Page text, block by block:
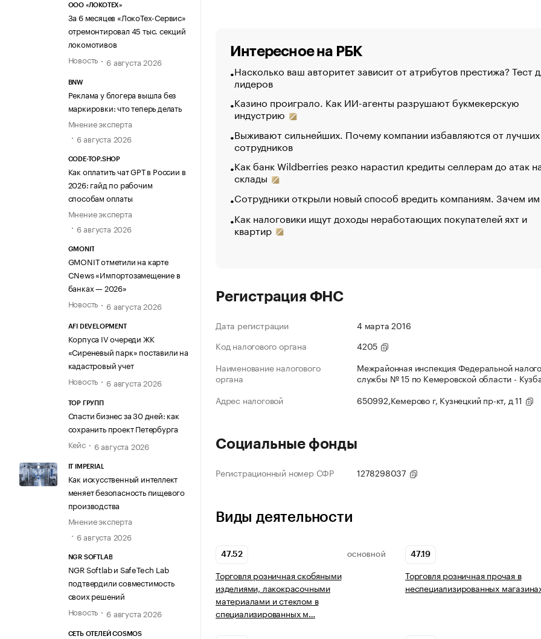
ООО «ЛОКОТЕХ»
За 6 месяцев «ЛокоТех-Сервис»
отремонтировал 45 тыс. секций
локомотивов
Новость
6 августа 2026
BNW
Реклама у блогера вышла без
маркировки: что теперь делать
Мнение эксперта
6 августа 2026
CODE-TOP.SHOP
Как оплатить чат GPT в России в
2026: гайд по рабочим
способам оплаты
Мнение эксперта
6 августа 2026
GMONIT
GMONIT отметили на карте
CNews «Импортозамещение в
банках — 2026»
Новость
6 августа 2026
AFI DEVELOPMENT
Корпуса IV очереди ЖК
«Сиреневый парк» поставили на
кадастровый учет
Новость
6 августа 2026
ТОР ГРУПП
Спасти бизнес за 30 дней: как
сохранить проект Петербурга
Кейс
6 августа 2026
IT IMPERIAL
Как искусственный интеллект
меняет безопасность пищевого
производства
Мнение эксперта
6 августа 2026
NGR SOFTLAB
NGR Softlab и SafeTech Lab
подтвердили совместимость
своих решений
Новость
6 августа 2026
СЕТЬ ОТЕЛЕЙ COSMOS
Интересное на РБК
Насколько ваш авторитет зависит от атрибутов престижа? Тест
лидеров
Казино проиграло. Как ИИ-агенты разрушают букмекерскую
индустрию
Выживают сильнейших. Почему компании избавляются от лучших
сотрудников
Как банк Wildberries резко нарастил кредиты селлерам до атак
склады
Сотрудники открыли новый способ вредить компаниям. Зачем
Как налоговики ищут доходы неработающих покупателей яхт и
квартир
Регистрация ФНС
Дата регистрации
4 марта 2016
Код налогового органа
4205
Наименование налогового
органа
Межрайонная инспекция Федеральной
службы № 15 по Кемеровской области -
Адрес налоговой
650992,Кемерово г, Кузнецкий пр-кт, д 11
Социальные фонды
Регистрационный номер СФР 1278298037
Виды деятельности
47.52 ОСНОВНОЙ
Торговля розничная скобяными
изделиями, лакокрасочными
материалами и стеклом в
специализированных м…
47.19
Торговля розничная прочая в
неспециализированных